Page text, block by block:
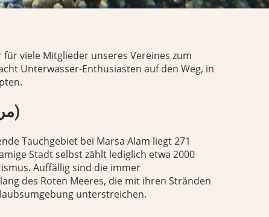
viele Mitglieder unseres Vereines zum
Unterwasser-Enthusiasten auf den Weg, in
مرسى علم)
Tauchgebiet bei Marsa Alam liegt 271
Stadt selbst zählt lediglich etwa 2000
Auffällig sind die immer
des Roten Meeres, die mit ihren Stränden
unterstreichen.